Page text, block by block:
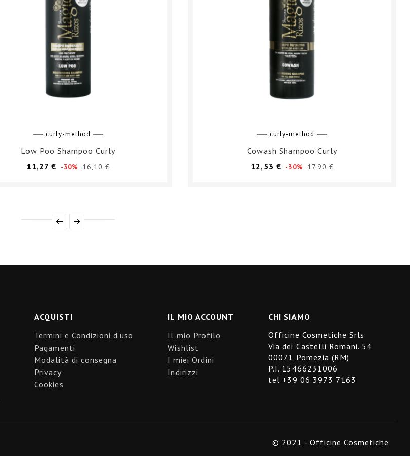
curly-method
Low Poo Shampoo Curly
11,27 € Prezzo
-30% 16,10 €Prezzo
curly-method
Cowash Shampoo Curly
12,53 € Prezzo
-30% 17,90 €Prezzo
ACQUISTI
Termini e Condizioni d'uso
Pagamenti
Modalità di consegna
Privacy
Cookies
IL MIO ACCOUNT
Il mio Profilo
Wishlist
I miei Ordini
Indirizzi
CHI SIAMO
Officine Cosmetiche Srls
Via dei Castelli Romani. 54
00071 Pomezia (RM)
P.I. 15466231006
tel +39 06 3973 7163
© 2021 - Officine Cosmetiche